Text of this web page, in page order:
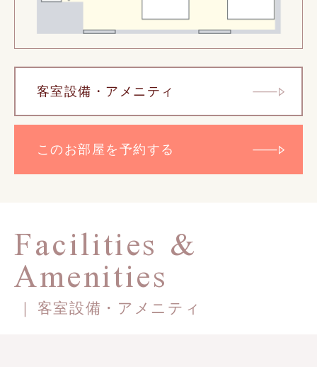
客室設備・アメニティ
このお部屋を予約する
Facilities &
Amenities
客室設備・アメニティ